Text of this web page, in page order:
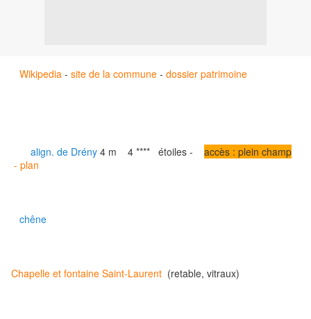
Wikipedia - site de la commune - dossier patrimoine
align. de Drény 4 m 4 **** étoiles - accès : plein champ
- plan
chêne
Chapelle et fontaine Saint-Laurent (retable, vitraux)